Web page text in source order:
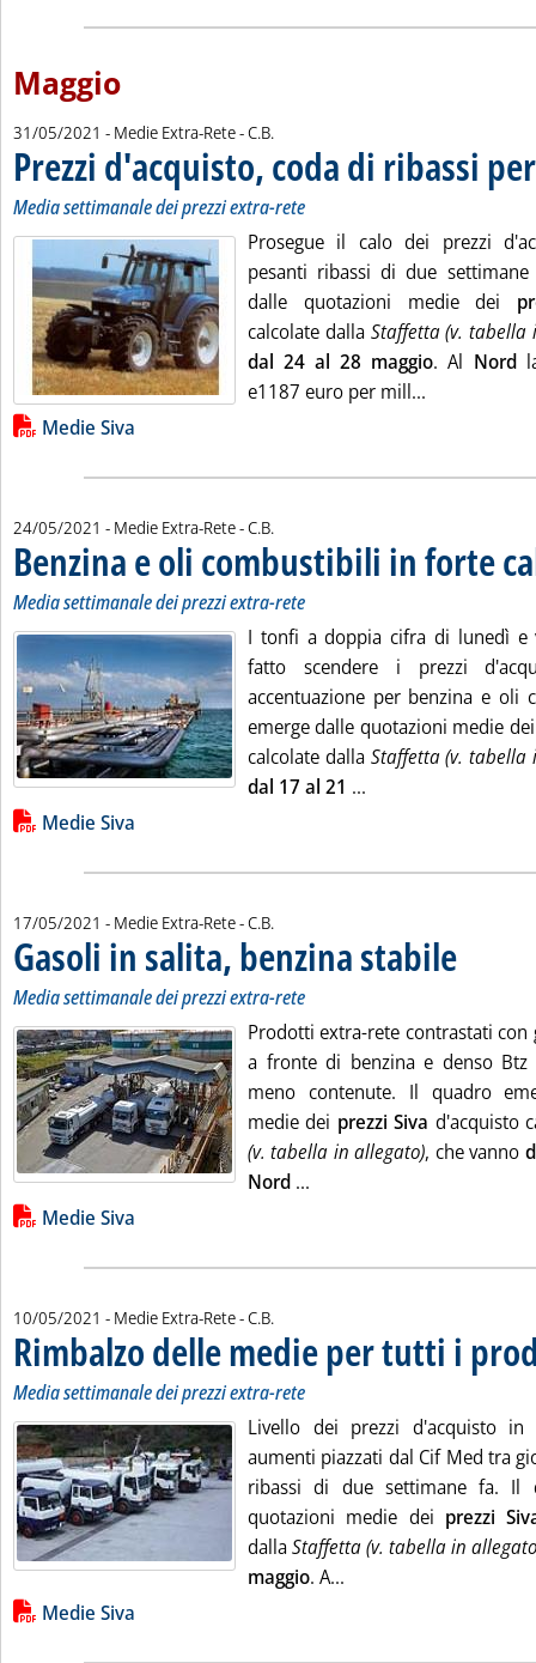
Maggio
31/05/2021 - Medie Extra-Rete -di:
C.B.
Prezzi d'acquisto, coda di ribassi
Media settimanale dei prezzi extra-rete
Prosegue il calo dei prezzi
pesanti ribassi di due
dalle quotazioni medie dei
calcolate dalla Staffetta (v. tabella
dal 24 al 28 maggio. Al Nord
e1187 euro per mill...
Lista allegati PDF alla notizia
Medie Siva
24/05/2021 - Medie Extra-Rete -di:
C.B.
Benzina e oli combustibili in forte
Media settimanale dei prezzi extra-rete
I tonfi a doppia cifra di lunedì e
fatto scendere i prezzi
accentuazione per benzina e oli
emerge dalle quotazioni medie
calcolate dalla Staffetta (v. tabella
dal 17 al 21 ...
Lista allegati PDF alla notizia
Medie Siva
17/05/2021 - Medie Extra-Rete -di:
C.B.
Gasoli in salita, benzina stabile
Media settimanale dei prezzi extra-rete
Prodotti extra-rete contrastati con
a fronte di benzina e denso
meno contenute. Il quadro
medie dei prezzi Siva d'acquisto
(v. tabella in allegato), che vanno
Nord ...
Lista allegati PDF alla notizia
Medie Siva
10/05/2021 - Medie Extra-Rete -di:
C.B.
Rimbalzo delle medie per tutti i
Media settimanale dei prezzi extra-rete
Livello dei prezzi d'acquisto
aumenti piazzati dal Cif Med tra
ribassi di due settimane fa. Il
quotazioni medie dei prezzi
dallaStaffetta (v. tabella in
maggio. A...
Lista allegati PDF alla notizia
Medie Siva